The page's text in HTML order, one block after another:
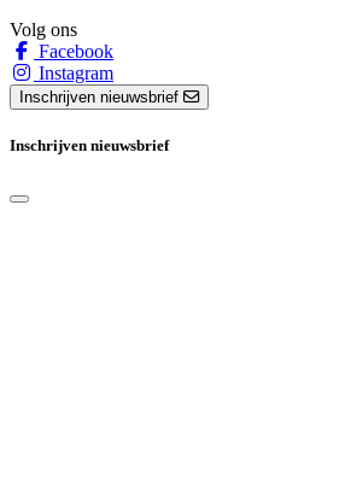
Volg ons
Facebook
Instagram
Inschrijven nieuwsbrief
Inschrijven nieuwsbrief